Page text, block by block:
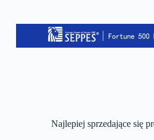
Najlepiej sprzedające się